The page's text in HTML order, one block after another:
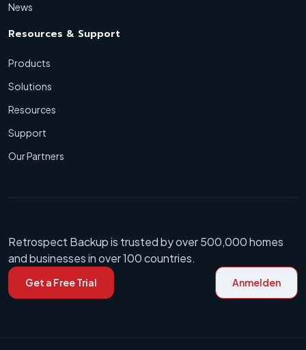
News
Resources & Support
Products
Solutions
Resources
Support
Our Partners
Retrospect Backup is trusted by over 500,000 homes
and businesses in over 100 countries.
Get a Free Trial Anmelden